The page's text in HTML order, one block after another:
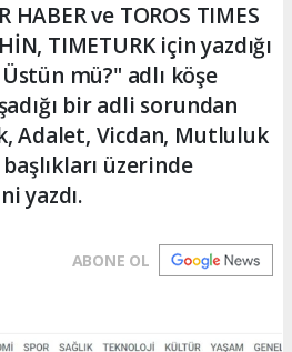
HABER ve TOROS TIMES
TIMETURK için yazdığı
mü?" adlı köşe
bir adli sorundan
Adalet, Vicdan, Mutluluk
üzerinde
yazdı.
ABONE OL